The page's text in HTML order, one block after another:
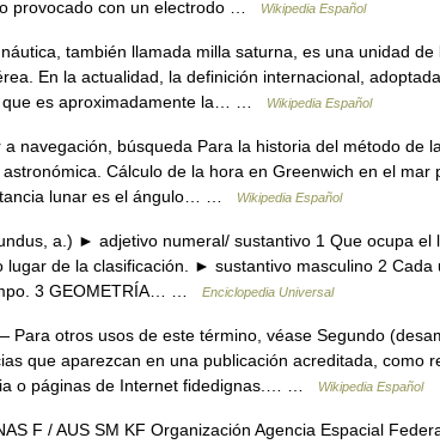
provocado con un electrodo …
Wikipedia Español
también llamada milla saturna, es una unidad de
En la actualidad, la definición internacional,
que es aproximadamente la… …
Wikipedia Español
navegación, búsqueda Para la historia del método de
Cálculo de la hora en Greenwich en el mar
lunar es el ángulo… …
Wikipedia Español
a.) ► adjetivo numeral/ sustantivo 1 Que ocupa el
lugar de la clasificación. ► sustantivo masculino 2 Cada
3 GEOMETRÍA… …
Enciclopedia Universal
Para otros usos de este término, véase Segundo
que aparezcan en una publicación acreditada, como
o páginas de Internet fidedignas.… …
Wikipedia Español
F / AUS SM KF Organización Agencia Espacial